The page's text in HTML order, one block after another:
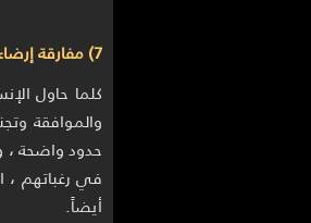
7) مفارقة إرضاء الآخرين PARADOX OF PLEASING
كلما حاول
والموافقة
حدود واضحة ،
في رغباتهم ،
أيضاً.